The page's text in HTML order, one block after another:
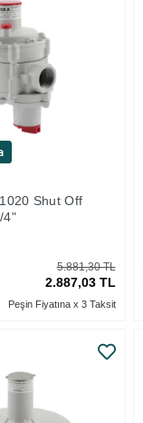
Shut Off
4"
5.881,30 TL
2.887,03 TL
Peşin Fiyatına x 3 Taksit